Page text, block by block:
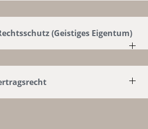
(Geistiges Eigentum)